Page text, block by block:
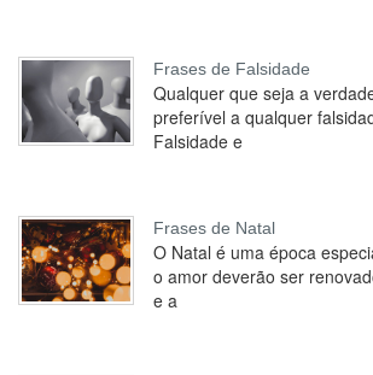
Frases de Falsidade
Qualquer que seja a
preferível a qualquer
Falsidade e
Frases de Natal
O Natal é uma época
o amor deverão ser
e a